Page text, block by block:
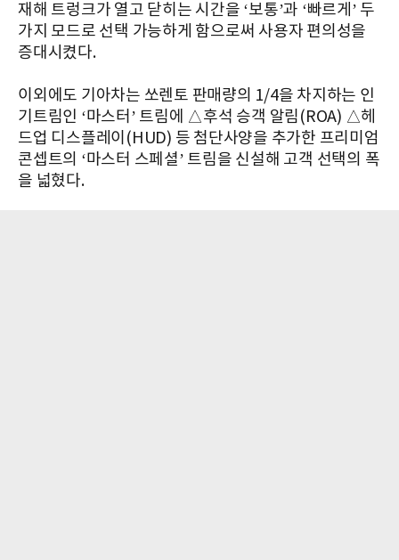
재해 트렁크가 열고 닫히는 시간을 ‘보통’과 ‘빠르게’ 두
가지 모드로 선택 가능하게 함으로써 사용자 편의성을
증대시켰다.
이외에도 기아차는 쏘렌토 판매량의 1/4을 차지하는 인
기트림인 ‘마스터’ 트림에 △후석 승객 알림(ROA) △헤
드업 디스플레이(HUD) 등 첨단사양을 추가한 프리미엄
콘셉트의 ‘마스터 스페셜’ 트림을 신설해 고객 선택의 폭
을 넓혔다.